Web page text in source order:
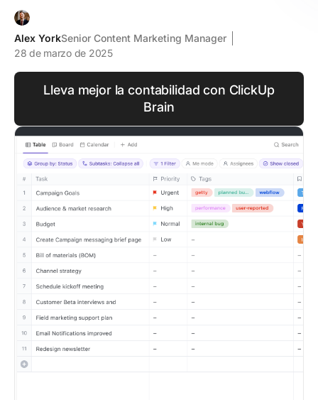
Alex YorkSenior Content Marketing Manager
28 de marzo de 2025
Lleva mejor la contabilidad con ClickUp
Brain